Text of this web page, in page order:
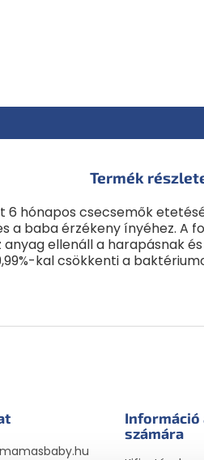
Termék
hónapos csecsemők
a baba érzékeny ínyéhez.
ellenáll a harapásnak
kal csökkenti a
mamasbaby.hu
Információ
számára